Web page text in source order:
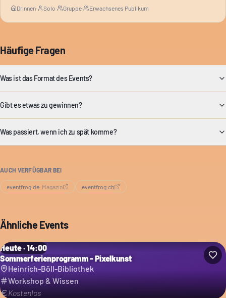
Drinnen· Solo· Gruppe· Erwachsenes Publikum
Häufige Fragen
Was ist das Format des Events?
Gibt es etwas zu gewinnen?
Was passiert, wenn ich zu spät komme?
AUCH VERFÜGBAR BEI
eventfrog.de· Magazin eventfrog.ch
Ähnliche Events
Heute · 14:00
Sommerferienprogramm - Pixelkunst
Heinrich-Böll-Bibliothek
Workshop & Wissen
Kostenlos